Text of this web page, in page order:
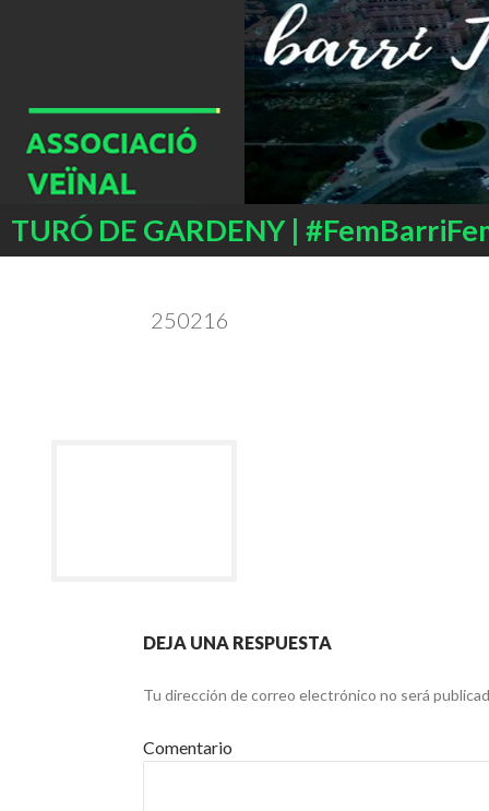
TURÓ DE GARDENY |
Buscar
250216
DEJA UNA RESPUESTA
Tu dirección de correo electrónico no será
Comentario